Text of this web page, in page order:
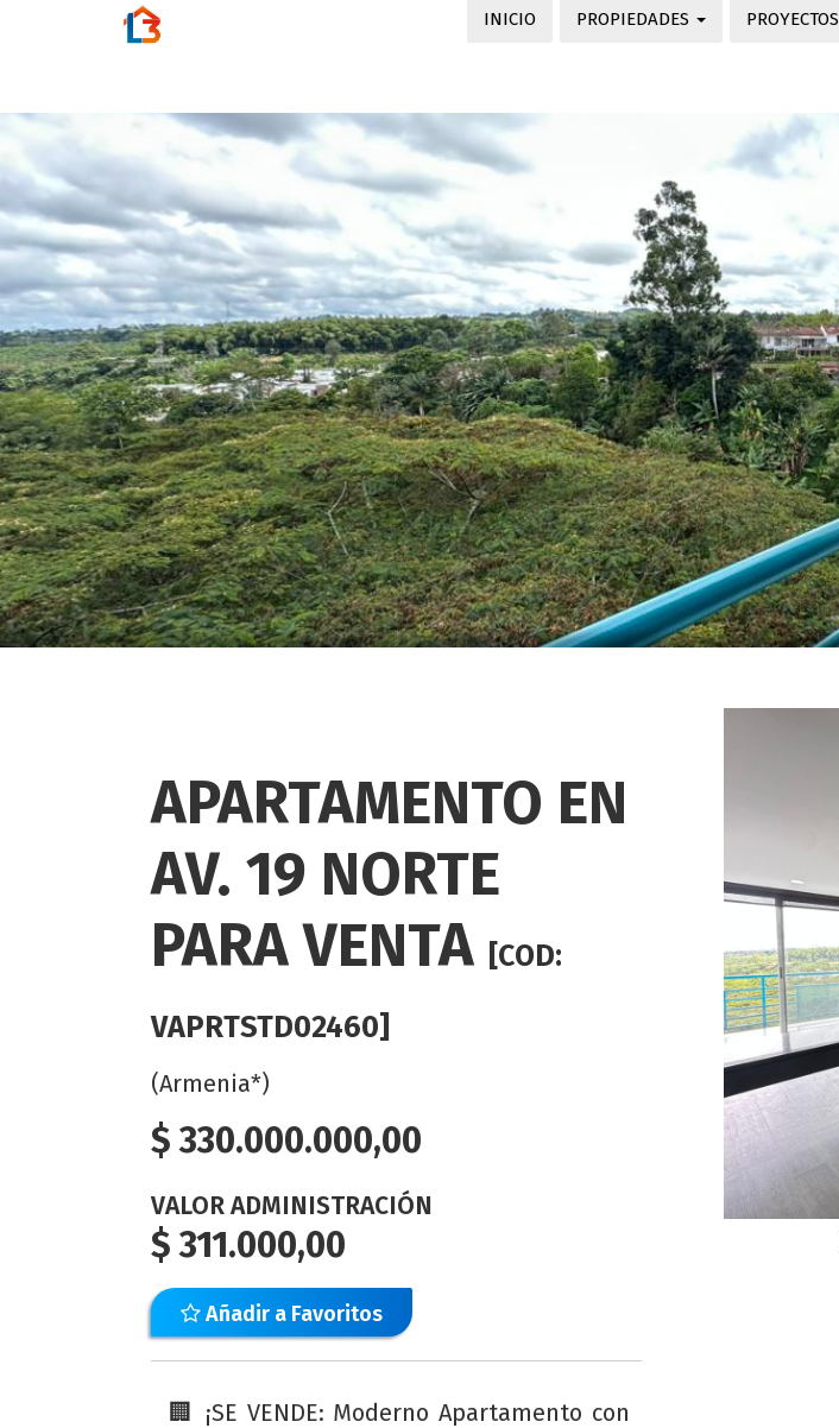
INICIO PROPIEDADES PROYECTOS
APARTAMENTO EN
AV. 19 NORTE
PARA VENTA [COD:
VAPRTSTD02460]
(Armenia*)
$330.000.000,00
VALOR ADMINISTRACIÓN
$311.000,00
Añadir a Favoritos
🏢 ¡SE VENDE: Moderno Apartamento con